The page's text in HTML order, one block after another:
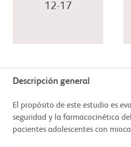
12-17
Descripción general
El propósito de este estudio es
seguridad y la farmacocinética
pacientes adolescentes con